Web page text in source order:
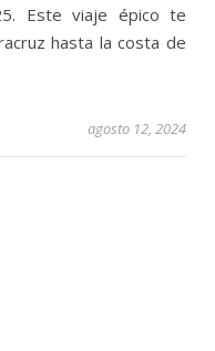
Este viaje épico te
hasta la costa de
agosto 12, 2024